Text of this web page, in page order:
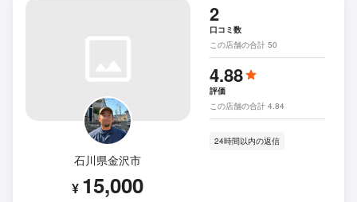
石川県金沢市
¥ 15,000
2
口コミ数
この店舗の合計 50
4.88
評価
この店舗の合計 4.84
24時間以内の返信